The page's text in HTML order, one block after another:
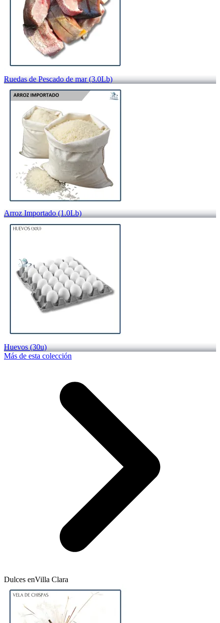
Ruedas de Pescado de mar (3.0Lb)
Arroz Importado (1.0Lb)
Huevos (30u)
Más de esta colección
Dulces enVilla Clara